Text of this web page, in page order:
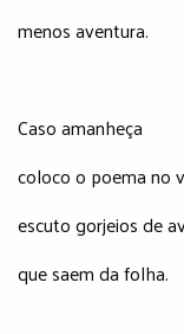
menos aventura.
Caso amanheça
coloco o poema no
escuto gorjeios de
que saem da folha.